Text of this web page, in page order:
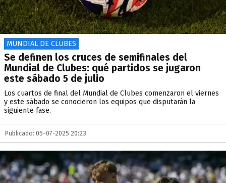
MUNDIAL DE CLUBES
Se definen los cruces de semifinales del
Mundial de Clubes: qué partidos se jugaron
este sábado 5 de julio
Los cuartos de final del Mundial de Clubes comenzaron el viernes
y este sábado se conocieron los equipos que disputarán la
siguiente fase.
Publicado: 05-07-2025 20:23